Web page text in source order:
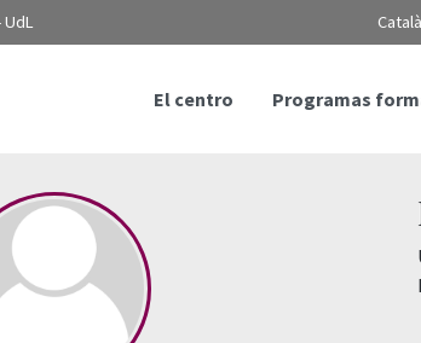
Català
El centro Programas